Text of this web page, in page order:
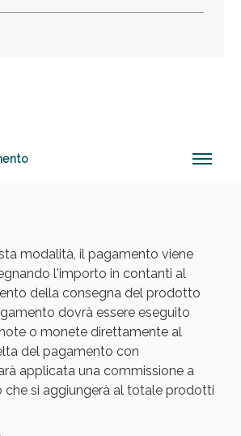
modalità, il pagamento viene
l'importo in contanti al
della consegna del prodotto
dovrà essere eseguito
o monete direttamente al
del pagamento con
applicata una commissione a
che si aggiungerà al totale prodotti